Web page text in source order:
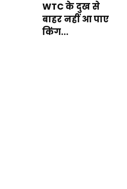
WTC के दुख से
बाहर नहीं आ पाए
किंग...